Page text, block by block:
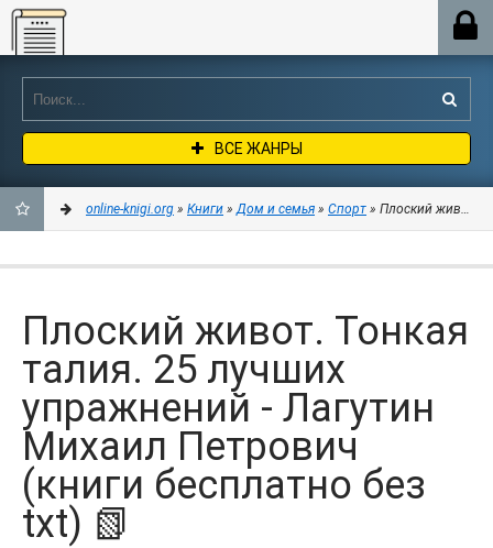
Online-knigi.org
ВСЕ ЖАНРЫ
ЗАКЛАДКИ
online-knigi.org » Книги »Дом и семья » Спорт » Плоский живот.
Плоский живот. Тонкая
талия. 25 лучших
упражнений - Лагутин
Михаил Петрович
(книги бесплатно без
txt) 📗